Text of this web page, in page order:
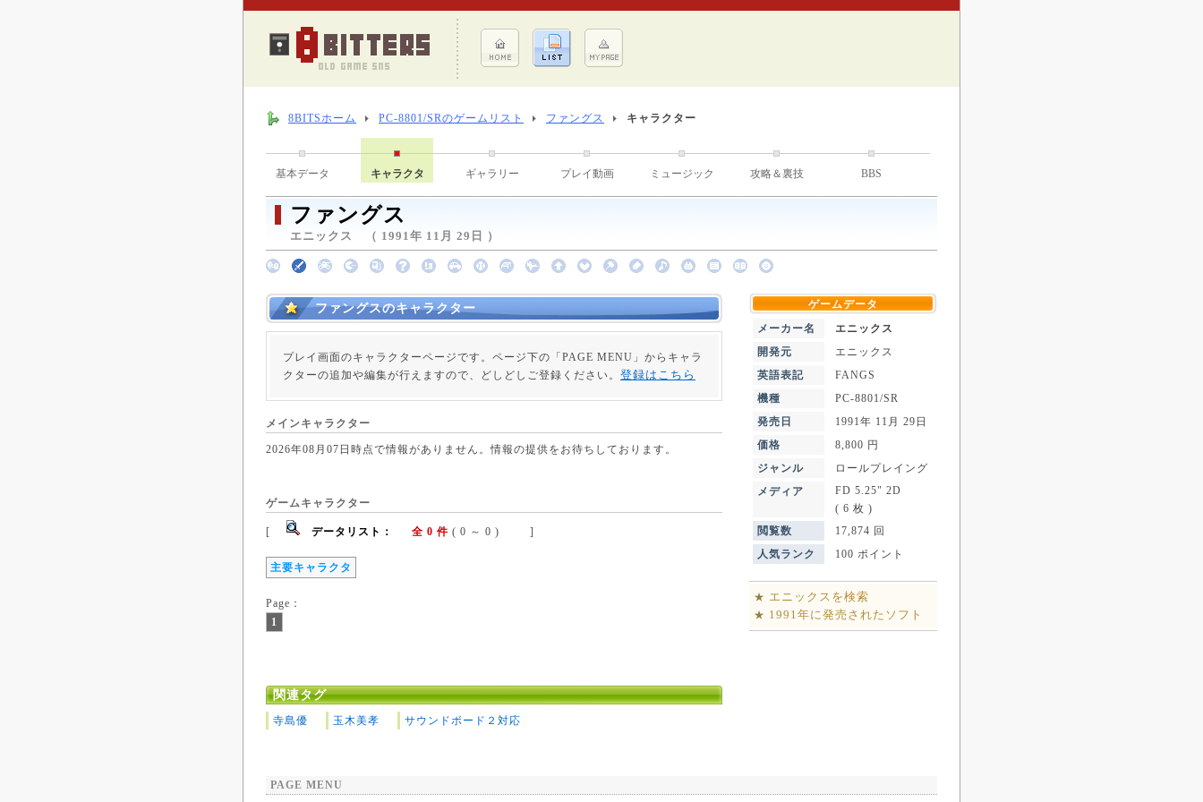
8BITSホーム PC-8801/SRのゲームリスト ファングス キャラクター
基本データ キャラクタ ギャラリー プレイ動画 ミュージック 攻略＆裏技 BBS
ファングス
エニックス （ 1991年 11月 29日 ）
ファングスのキャラクター
プレイ画面のキャラクターページです。ページ下の「PAGE MENU」からキャラ
クターの追加や編集が行えますので、どしどしご登録ください。 登録はこちら
メインキャラクター
2026年08月07日時点で情報がありません。情報の提供をお待ちしております。
ゲームキャラクター
[ データリスト： 全 0 件 ( 0 ～ 0 ) ]
主要キャラクタ
Page：
1
関連タグ
寺島優 玉木美孝 サウンドボード２対応
ゲームデータ
メーカー名
エニックス
開発元
エニックス
英語表記
FANGS
機種
PC-8801/SR
発売日
1991年 11月 29日
価格
8,800 円
ジャンル
ロールプレイング
メディア
FD 5.25" 2D
( 6 枚 )
閲覧数
17,874 回
人気ランク
100 ポイント
★ エニックスを検索
★ 1991年に発売されたソフト
PAGE MENU